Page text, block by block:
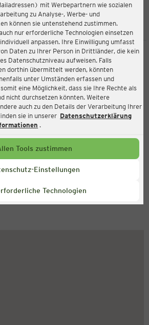
mit Werbepartnern wie sozialen
zu Analyse-, Werbe- und
können sie untenstehend zustimmen.
nur erforderliche Technologien einsetzen
anpassen. Ihre Einwilligung umfasst
Daten zu Ihrer Person in Drittländer, die kein
Datenschutzniveau aufweisen. Falls
dorthin übermittelt werden, könnten
unter Umständen erfassen und
eine Möglichkeit, dass sie Ihre Rechte als
nicht durchsetzen könnten. Weitere
auch zu den Details der Verarbeitung Ihrer
sie in unserer Datenschutzerklärung
.
Tools zustimmen
Einstellungen
Technologien
4,3
Bewertung:
SORTIMENT AKTIONEN
family
31840 Hessisch Oldendorf
8-18 Uhr